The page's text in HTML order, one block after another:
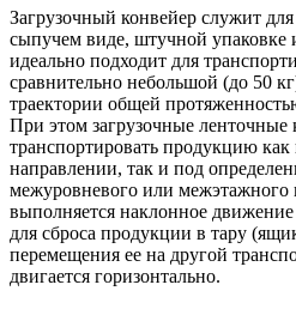
Загрузочный конвейер служит
сыпучем виде, штучной упаковке
идеально подходит для
сравнительно небольшой (до 50
траектории общей
При этом загрузочные ленточные
транспортировать продукцию как
направлении, так и под
межуровневого или межэтажного
выполняется наклонное
для сброса продукции в тару
перемещения ее на другой
двигается горизонтально.